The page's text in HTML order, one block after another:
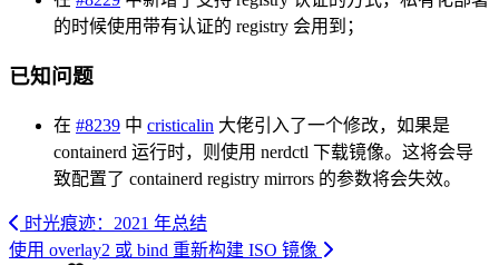
的时候使用带有认证的 registry 会用到；
已知问题
在 #8239 中 cristicalin 大佬引入了一个修改，如果是
containerd 运行时，则使用 nerdctl 下载镜像。这将会导
致配置了 containerd registry mirrors 的参数将会失效。
时光痕迹：2021 年总结
使用 overlay2 或 bind 重新构建 ISO 镜像